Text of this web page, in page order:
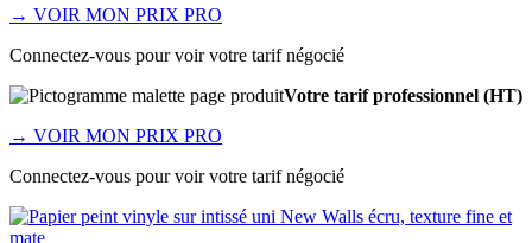
→ VOIR MON PRIX PRO
Connectez-vous pour voir votre tarif négocié
Votre tarif professionnel (HT)
→ VOIR MON PRIX PRO
Connectez-vous pour voir votre tarif négocié